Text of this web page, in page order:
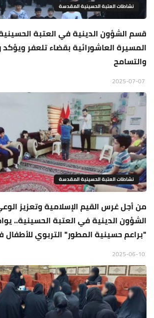
نشاطات العتبة الحسينية المقدسة
قسم الشؤون الدينية في العتبة
المسيرة العاشورائية بقضاء تلعفر
والتسامح
نشاطات العتبة الحسينية المقدسة
من أجل غرس القيم الإسلامية وتعزيز
الشؤون الدينية في العتبة الحسينية..
"براعم حسينية المطور" التربوي للأطفال